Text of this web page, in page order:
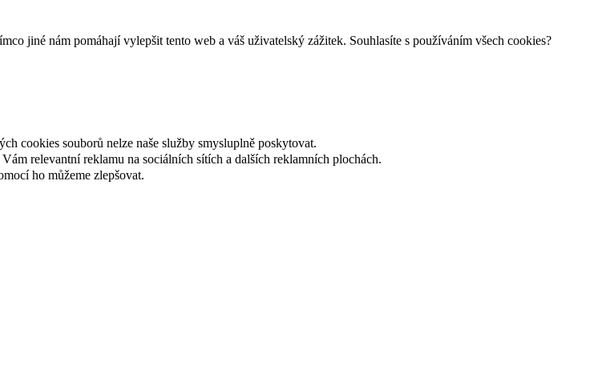
jiné nám pomáhají vylepšit tento web a váš uživatelský zážitek. Souhlasíte s používáním všech cookies?
cookies souborů nelze naše služby smysluplně poskytovat.
relevantní reklamu na sociálních sítích a dalších reklamních plochách.
ho můžeme zlepšovat.